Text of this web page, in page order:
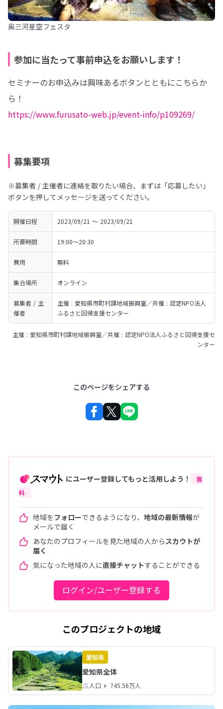
奥三河星空フェスタ
参加に当たって事前申込をお願いします！
セミナーのお申込みは興味あるボタンとともにこちらか
https://www.furusato-web.jp/event-info/p109269/
募集要項
※募集者 / 主催者に連絡を取りたい場合、まずは「応募したい」
ボタンを押してメッセージを送ってください。
開催日程 2023/09/21 〜 2023/09/21
所要時間 19:00～20:30
費用 無料
集合場所 オンライン
募集者 / 主
催者
主催 : 愛知県市町村課地域振興室／共催 : 認定NPO法人
ふるさと回帰支援センター
主催 : 愛知県市町村課地域振興室／共催 : 認定NPO法人ふるさと回帰支援セ
ンター
このページをシェアする
にユーザー登録してもっと活用しよう！
無
料
地域をフォローできるようになり、 地域の最新情報が
メールで届く
あなたのプロフィールを見た地域の人から スカウトが
届く
気になった地域の人に直接チャットすることができる
ログイン/ユーザー登録する
このプロジェクトの地域
愛知県
愛知県全体
人口 745.56万人